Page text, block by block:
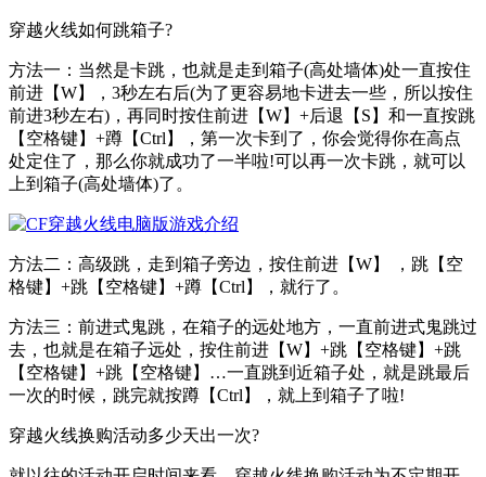
穿越火线如何跳箱子?
方法一：当然是卡跳，也就是走到箱子(高处墙体)处一直按住
前进【W】，3秒左右后(为了更容易地卡进去一些，所以按住
前进3秒左右)，再同时按住前进【W】+后退【S】和一直按跳
【空格键】+蹲【Ctrl】，第一次卡到了，你会觉得你在高点
处定住了，那么你就成功了一半啦!可以再一次卡跳，就可以
上到箱子(高处墙体)了。
方法二：高级跳，走到箱子旁边，按住前进【W】 ，跳【空
格键】+跳【空格键】+蹲【Ctrl】，就行了。
方法三：前进式鬼跳，在箱子的远处地方，一直前进式鬼跳过
去，也就是在箱子远处，按住前进【W】+跳【空格键】+跳
【空格键】+跳【空格键】…一直跳到近箱子处，就是跳最后
一次的时候，跳完就按蹲【Ctrl】，就上到箱子了啦!
穿越火线换购活动多少天出一次?